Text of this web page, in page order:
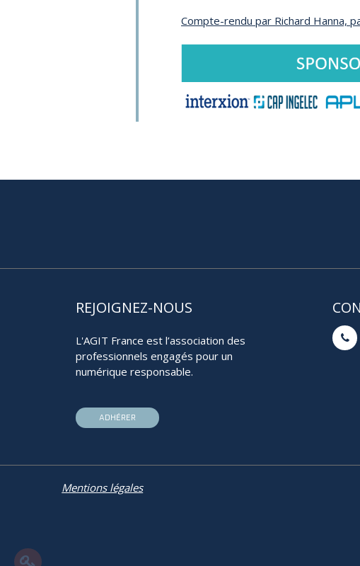
Compte-rendu par Richard Hanna,
REJOIGNEZ-NOUS
L'AGIT France est l’association des
professionnels engagés pour un
numérique responsable.
ADHÉRER

Mentions légales